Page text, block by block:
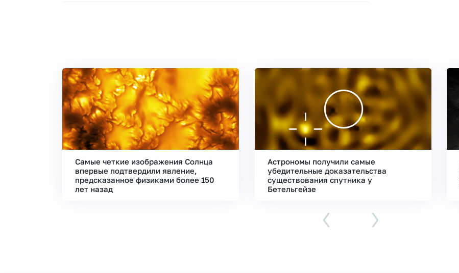
Самые четкие изображения Солнца
впервые подтвердили явление,
предсказанное физиками более 150
лет назад
Астрономы получили самые
убедительные доказательства
существования спутника у
Бетельгейзе
‹ ›